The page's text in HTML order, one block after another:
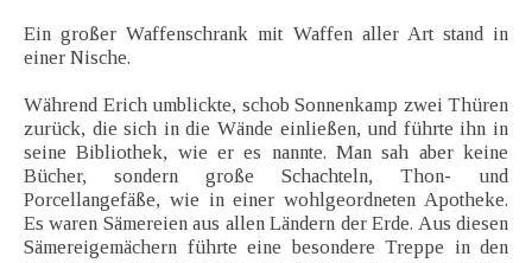
Ein großer Waffenschrank mit Waffen aller Art stand in
einer Nische.
Während Erich umblickte, schob Sonnenkamp zwei Thüren
zurück, die sich in die Wände einließen, und führte ihn in
seine Bibliothek, wie er es nannte. Man sah aber keine
Bücher, sondern große Schachteln, Thon- und
Porcellangefäße, wie in einer wohlgeordneten Apotheke.
Es waren Sämereien aus allen Ländern der Erde. Aus diesen
Sämereigemächern führte eine besondere Treppe in den